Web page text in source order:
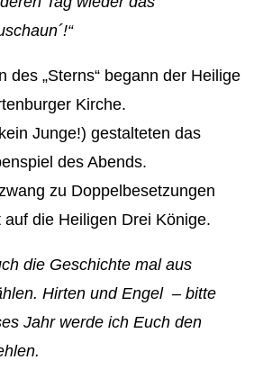
des „Sterns“ begann der Heilige
Kirche.
Junge!) gestalteten das
des Abends.
zu Doppelbesetzungen
auf die Heiligen Drei Könige.
die Geschichte mal aus
Hirten und Engel – bitte
Jahr werde ich Euch den